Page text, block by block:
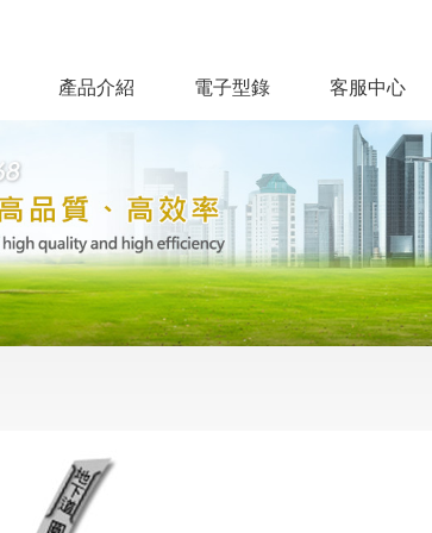
產品介紹 電子型錄 客服中心